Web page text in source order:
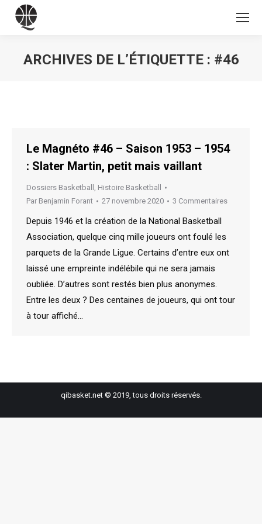
ARCHIVES DE L’ÉTIQUETTE : #46
Le Magnéto #46 – Saison 1953 – 1954
: Slater Martin, petit mais vaillant
Dossiers Basketball , Histoire Basketball
Par Benjamin Forant 27 novembre 2020 3 Commentaires
Depuis 1946 et la création de la National Basketball
Association, quelque cinq mille joueurs ont foulé les
parquets de la Grande Ligue. Certains d’entre eux ont
laissé une empreinte indélébile qui ne sera jamais
oubliée. D’autres sont restés bien plus anonymes.
Entre les deux ? Des centaines de joueurs, qui ont tour
à tour affiché…
qibasket.net © 2019, tous droits réservés.